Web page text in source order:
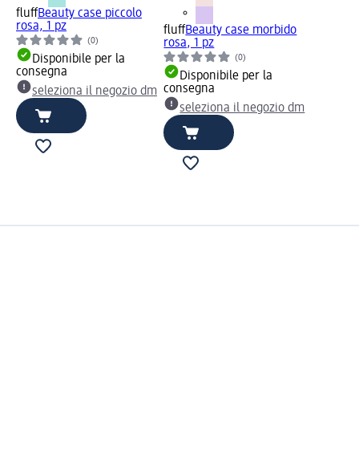
fluffBeauty case piccolo
rosa, 1 pz
(0)
Disponibile per la
consegna
seleziona il negozio dm
fluffBeauty case morbido
rosa, 1 pz
(0)
Disponibile per la
consegna
seleziona il negozio dm